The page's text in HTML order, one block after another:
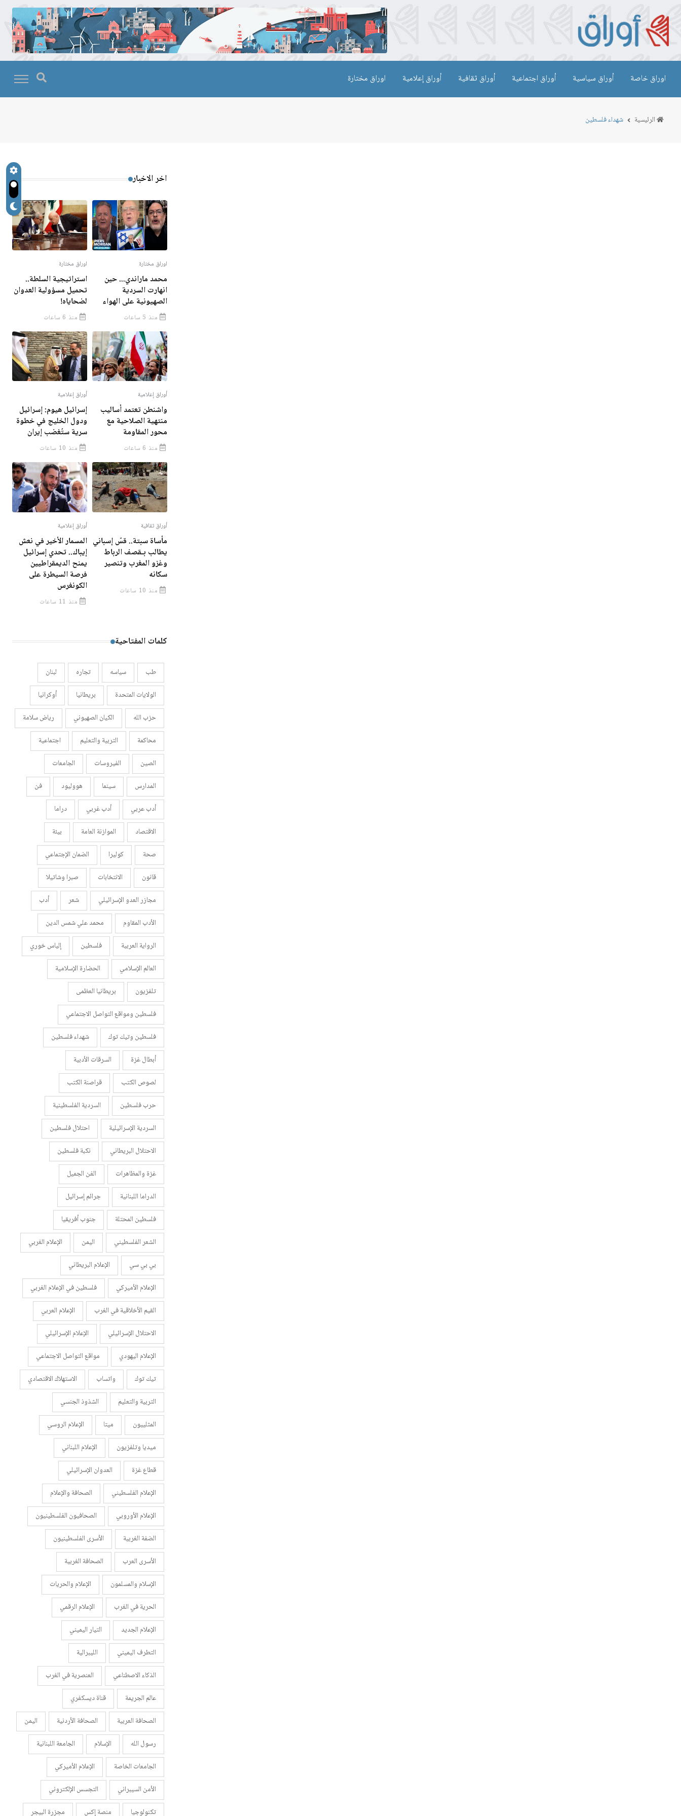
اوراق خاصة أوراق سياسية أوراق اجتماعية أوراق ثقافية أوراق إعلامية اوراق مختارة
الرئيسية شهداء فلسطين
اخر الاخبار
اوراق مختارة
محمد ماراندي... حين
انهارت السردية
الصهيونية على الهواء
منذ 5 ساعات
اوراق مختارة
استراتيجية السلطة..
تحميل مسؤولية العدوان
لضحاياه!
منذ 6 ساعات
أوراق إعلامية
واشنطن تعتمد أساليب
منتهية الصلاحية مع
محور المقاومة
منذ 6 ساعات
أوراق إعلامية
إسرائيل هيوم: إسرائيل
ودول الخليج في خطوة
سرية ستُغضب إيران
منذ 10 ساعات
أوراق ثقافية
مأساة سبتة.. قسّ إسباني
يطالب بـقصف الرباط
وغزو المغرب وتنصير
سكانه
منذ 10 ساعات
أوراق إعلامية
المسمار الأخير في نعش
إيباك.. تحدي إسرائيل
يمنح الديمقراطيين
فرصة السيطرة على
الكونغرس
منذ 11 ساعات
كلمات المفتاحية
طب سياسه تجاره
لبنان
الولايات المتحدة
بريطانيا
أوكرانيا
حزب الله
الكيان الصهيوني
رياض سلامة
محاكمة
التربية والتعليم
اجتماعية
الصين
الفيروسات
الجامعات
المدارس
سينما هووليود
فن
أدب عربي
أدب غربي
دراما
الاقتصاد
الموازنة العامة
بيئة
صحة
كوليرا
الضمان الإجتماعي
قانون
الانتخابات
صبرا وشاتيلا
مجازر العدو الإسرائيلي
شعر
أدب
الأدب المقاوم
محمد علي شمس الدين
الرواية العربية
فلسطين
إلياس خوري
العالم الإسلامي
الحضارة الإسلامية
تلفزيون
بريطانيا العظمى
فلسطين ومواقع التواصل الاجتماعي
فلسطين وتيك توك
شهداء فلسطين
أبطال غزة
السرقات الأدبية
لصوص الكتب
قراصنة الكتب
حرب فلسطين
السردية الفلسطينية
السردية الإسرائيلية
احتلال فلسطين
الاحتلال البريطاني
نكبة فلسطين
غزة والمظاهرات
الفن الجميل
الدراما اللبنانية
جرائم إسرائيل
فلسطين المحتلة
جنوب أفريقيا
الشعر الفلسطيني
اليمن
الإعلام الغربي
بي بي سي
الإعلام البريطاني
الإعلام الأميركي
فلسطين في الإعلام الغربي
القيم الأخلاقية في الغرب
الإعلام العربي
الاحتلال الإسرائيلي
الإعلام الإسرائيلي
الإعلام اليهودي
مواقع التواصل الاجتماعي
تيك توك
واتساب
الاستهلاك الاقتصادي
التربية والتعليم
الشذوذ الجنسي
المثلييون
ميتا
الإعلام الروسي
ميديا وتلفزيون
الإعلام اللبناني
قطاع غزة
العدوان الإسرائيلي
الإعلام الفلسطيني
الصحافة والإعلام
الإعلام الأوروبي
الصحافيون الفلسطينيون
الضفة الغربية
الأسرى الفلسطينيون
الأسرى العرب
الصحافة الغربية
الإسلام والمسلمون
الإعلام والحريات
الحرية في الغرب
الإعلام الرقمي
الإعلام الجديد
التيار اليميني
التطرف اليميني
الليبرالية
الذكاء الاصطناعي
العنصرية في الغرب
عالم الجريمة
قناة ديسكفري
الصحافة العربية
الصحافة الأردنية
اليمن
رسول الله
الإسلام
الجامعة اللبنانية
الجامعات الخاصة
الإعلام الأميركي
الأمن السيبراني
التجسس الإلكتروني
تكنولوجيا
منصة إكس مجزرة البيجر